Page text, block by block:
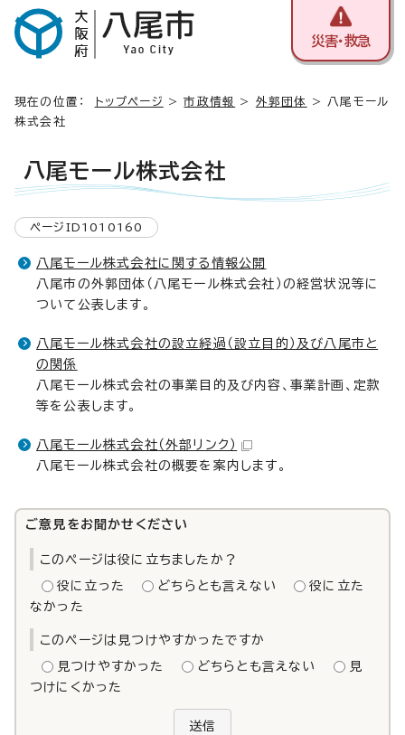
災害・救急
現在の位置： トップページ >市政情報 > 外郭団体
> 八尾モール
株式会社
八尾モール株式会社
ページID1010160
八尾モール株式会社に関する情報公開
八尾市の外郭団体（八尾モール株式会社）の経営状況等に
ついて公表します。
八尾モール株式会社の設立経過（設立目的）及び八尾市と
の関係
八尾モール株式会社の事業目的及び内容、事業計画、定款
等を公表します。
八尾モール株式会社 （外部リンク）
八尾モール株式会社の概要を案内します。
ご意見をお聞かせください
このページは役に立ちましたか？
役に立った どちらとも言えない
役に立た
なかった
このページは見つけやすかったですか
見つけやすかった どちらとも言えない
見
つけにくかった
送信